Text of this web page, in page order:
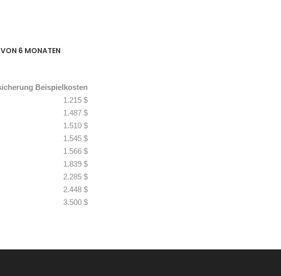
VON 6 MONATEN
Beispielkosten
1.215 $
1.487 $
1.510 $
1.545 $
1.566 $
1.839 $
2.285 $
2.448 $
3.500 $